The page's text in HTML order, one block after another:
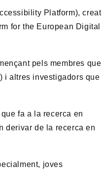
Platform), creat
for the European Digital
pels membres que
i altres investigadors que
fa a la recerca en
derivar de la recerca en
joves